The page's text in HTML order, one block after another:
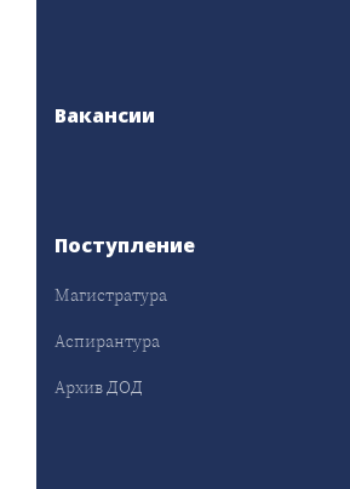
Вакансии
Поступление
Магистратура
Аспирантура
Архив ДОД